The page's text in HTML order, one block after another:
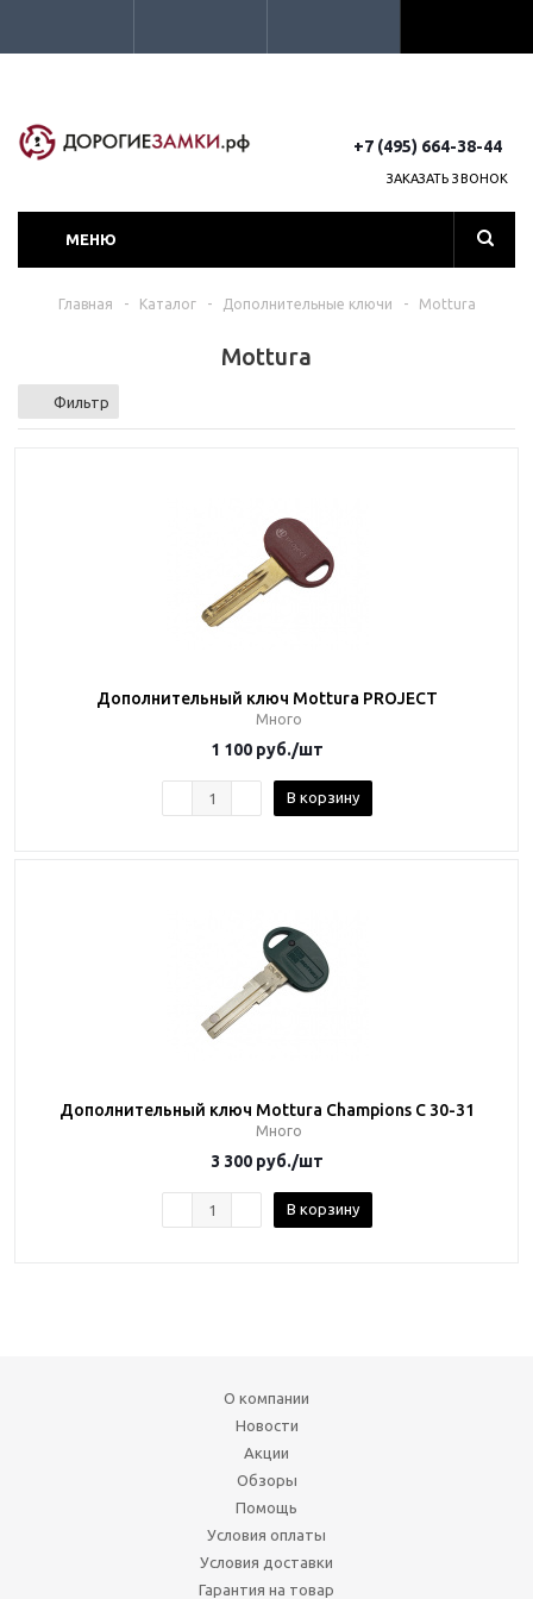
+7 (495) 664-38-44
ЗАКАЗАТЬ ЗВОНОК
МЕНЮ
Главная - Каталог - Дополнительные ключи - Mottura
Mottura
Фильтр
Дополнительный ключ Mottura PROJECT
Много
1 100 руб./шт
В корзину
Дополнительный ключ Mottura Champions C 30-31
Много
3 300 руб./шт
В корзину
О компании
Новости
Акции
Обзоры
Помощь
Условия оплаты
Условия доставки
Гарантия на товар